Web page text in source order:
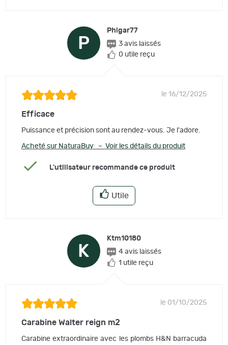
P
Phigar77
3 avis laissés
0 utile reçu
le 16/12/2025
Efficace
Puissance et précision sont au rendez-vous. Je l'adore.
Acheté sur NaturaBuy – Voir les détails du produit
L'utilisateur recommande ce produit
Utile
K
Ktm10180
4 avis laissés
1 utile reçu
le 01/10/2025
Carabine Walter reign m2
Carabine extraordinaire avec les plombs H&N barracuda